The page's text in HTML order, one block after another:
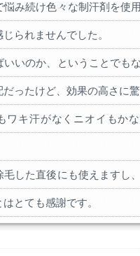
悩み続け色々な制汗剤を使
られませんでした。
いいのか、ということでも
ったけど、効果の高さに驚
ワキ汗がなくニオイもか
毛した直後にも使えますし
とても感謝です。